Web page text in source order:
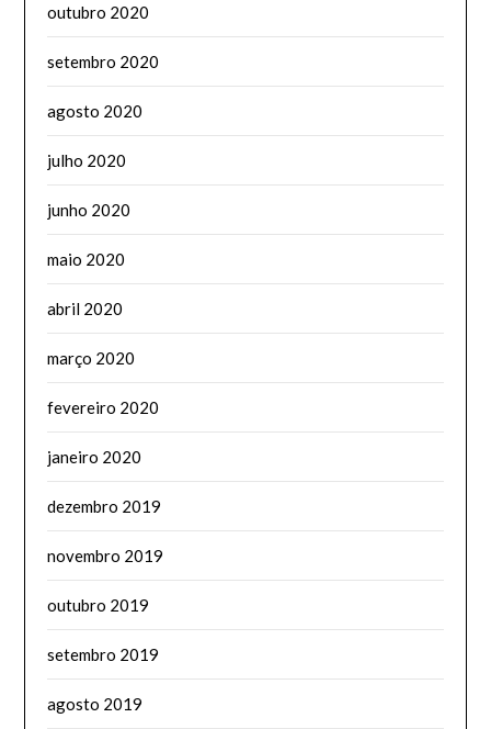
outubro 2020
setembro 2020
agosto 2020
julho 2020
junho 2020
maio 2020
abril 2020
março 2020
fevereiro 2020
janeiro 2020
dezembro 2019
novembro 2019
outubro 2019
setembro 2019
agosto 2019